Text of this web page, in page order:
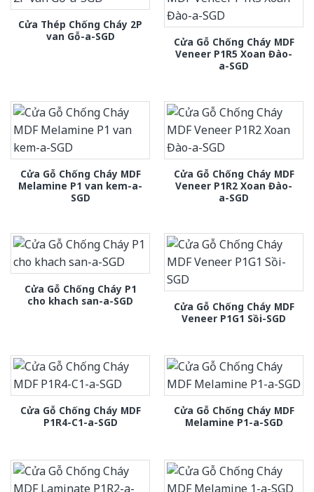
Cửa Thép Chống Cháy 2P
van Gỗ-a-SGD
Cửa Gỗ Chống Cháy MDF
Veneer P1R5 Xoan Đào-
a-SGD
Cửa Gỗ Chống Cháy MDF
Melamine P1 van kem-a-
SGD
Cửa Gỗ Chống Cháy MDF
Veneer P1R2 Xoan Đào-
a-SGD
Cửa Gỗ Chống Cháy P1
cho khach san-a-SGD
Cửa Gỗ Chống Cháy MDF
Veneer P1G1 Sồi-SGD
Cửa Gỗ Chống Cháy MDF
P1R4-C1-a-SGD
Cửa Gỗ Chống Cháy MDF
Melamine P1-a-SGD